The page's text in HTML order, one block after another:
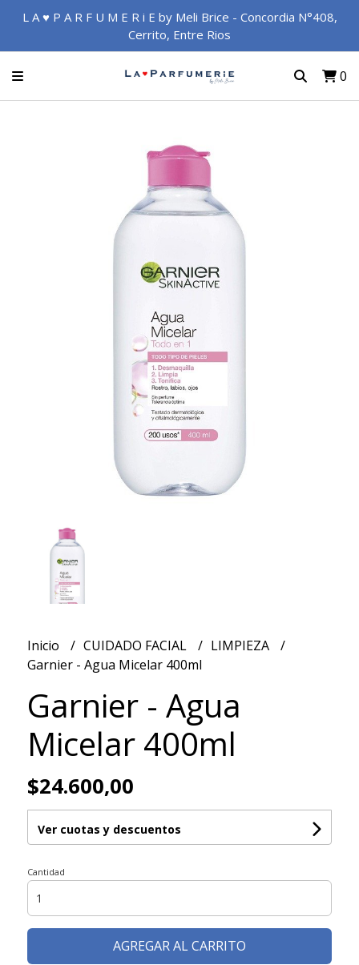
L A ♥ P A R F U M E R i E by Meli Brice - Concordia N°408,
Cerrito, Entre Rios
0
Inicio CUIDADO FACIAL
LIMPIEZA
Garnier - Agua Micelar 400ml
Garnier - Agua
Micelar 400ml
$24.600,00
Ver cuotas y descuentos
Cantidad
AGREGAR AL CARRITO